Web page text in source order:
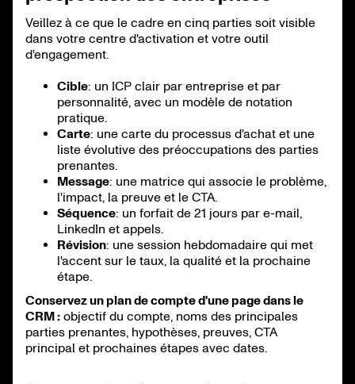
Veillez à ce que le cadre en cinq parties soit visible
dans votre centre d'activation et votre outil
d'engagement.
Cible: un ICP clair par entreprise et par
personnalité, avec un modèle de notation
pratique.
Carte: une carte du processus d'achat et une
liste évolutive des préoccupations des parties
prenantes.
Message: une matrice qui associe le problème,
l'impact, la preuve et le CTA.
Séquence: un forfait de 21 jours par e-mail,
LinkedIn et appels.
Révision: une session hebdomadaire qui met
l'accent sur le taux, la qualité et la prochaine
étape.
Conservez un plan de compte d'une page dans le
CRM : objectif du compte, noms des principales
parties prenantes, hypothèses, preuves, CTA
principal et prochaines étapes avec dates.